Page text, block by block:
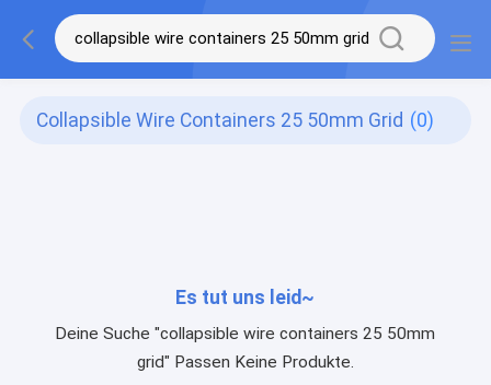
Collapsible Wire Containers 25 50mm Grid (0)
Es tut uns leid~
Deine Suche "collapsible wire containers 25 50mm
grid" Passen Keine Produkte.